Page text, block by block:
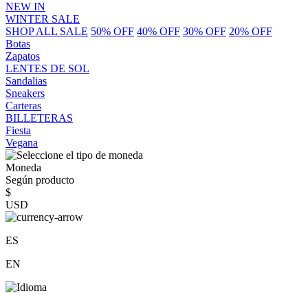
NEW IN
WINTER SALE
SHOP ALL SALE 50% OFF 40% OFF 30% OFF 20% OFF
Botas
Zapatos
LENTES DE SOL
Sandalias
Sneakers
Carteras
BILLETERAS
Fiesta
Vegana
Moneda
Según producto
$
USD
ES
EN